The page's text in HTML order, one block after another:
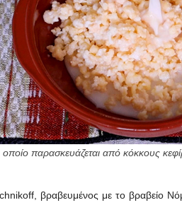
παρασκευάζεται από κόκκους κεφίρ
βραβευμένος με το βραβείο